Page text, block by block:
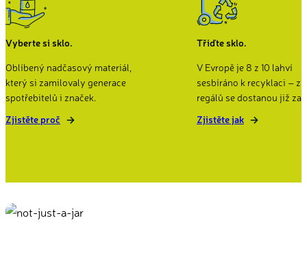
Vyberte si sklo.
Oblíbený nadčasový materiál,
který si zamilovaly generace
spotřebitelů i značek.
Zjistěte proč
Třiďte sklo.
V Evropě je 8 z 10 lahví
sesbíráno k recyklaci –
regálů se dostanou již za
Zjistěte jak